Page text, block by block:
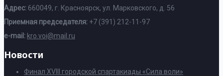
Адрес: 660049, г. Красноярск, ул. Марковского, д. 56
Приемная председателя: +7 (391) 212-11-97
e-mail: kro.voi@mail.ru
Новости
Финал XVIII городской спартакиады «Сила воли»